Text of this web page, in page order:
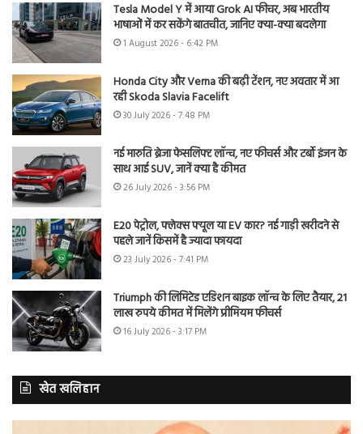
Tesla Model Y में आया Grok AI फीचर, अब भारतीय
भाषाओं में कर सकेंगे बातचीत, जानिए क्या-क्या बदलेगा
1 August 2026 - 6:42 PM
Honda City और Verna की बढ़ी टेंशन, नए अवतार में आ
रही Skoda Slavia Facelift
30 July 2026 - 7:48 PM
नई मारुति ब्रेजा फेसलिफ्ट लॉन्च, नए फीचर्स और टर्बो इंजन के
साथ आई SUV, जानें क्या है कीमत
26 July 2026 - 3:56 PM
E20 पेट्रोल, फ्लेक्स फ्यूल या EV कार? नई गाड़ी खरीदने से
पहले जानें किसमें है ज्यादा फायदा
23 July 2026 - 7:41 PM
Triumph की लिमिटेड एडिशन बाइक लॉन्च के लिए तैयार, 21
लाख रुपये कीमत में मिलेंगे प्रीमियम फीचर्स
16 July 2026 - 3:17 PM
खेत खलिहान